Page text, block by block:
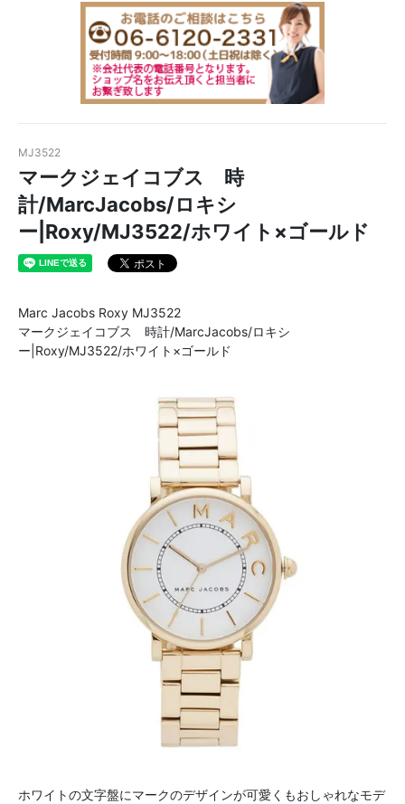
MJ3522
マークジェイコブス 時
計/MarcJacobs/ロキシ
ー|Roxy/MJ3522/ホワイト×ゴールド
Marc Jacobs Roxy MJ3522
マークジェイコブス 時計/MarcJacobs/ロキシ
ー|Roxy/MJ3522/ホワイト×ゴールド
ホワイトの文字盤にマークのデザインが可愛くもおしゃれなモデ